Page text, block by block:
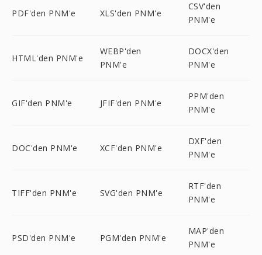
PDF'den PNM'e XLS'den PNM'e
CSV'den
PNM'e
HTML'den PNM'e
WEBP'den
PNM'e
DOCX'den
PNM'e
GIF'den PNM'e JFIF'den PNM'e
PPM'den
PNM'e
DOC'den PNM'e XCF'den PNM'e
DXF'den
PNM'e
TIFF'den PNM'e SVG'den PNM'e
RTF'den
PNM'e
PSD'den PNM'e PGM'den PNM'e
MAP'den
PNM'e